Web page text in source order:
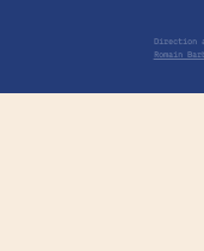
Direction
Romain